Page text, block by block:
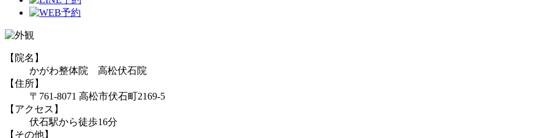
【院名】
かがわ整体院 高松伏石院
【住所】
〒761-8071 高松市伏石町2169-5
【アクセス】
伏石駅から徒歩16分
【その他】